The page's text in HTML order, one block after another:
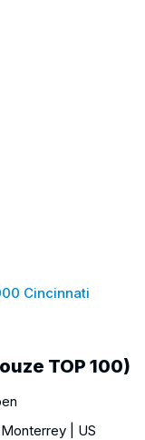
Cincinnati
TOP 100)
| US